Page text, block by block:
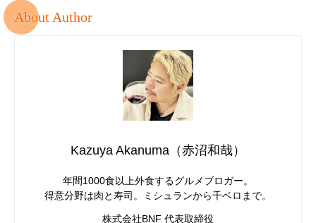
About Author
Kazuya Akanuma（赤沼和哉）
年間1000食以上外食するグルメブロガー。
得意分野は肉と寿司。ミシュランから千ベロまで。
株式会社BNF 代表取締役